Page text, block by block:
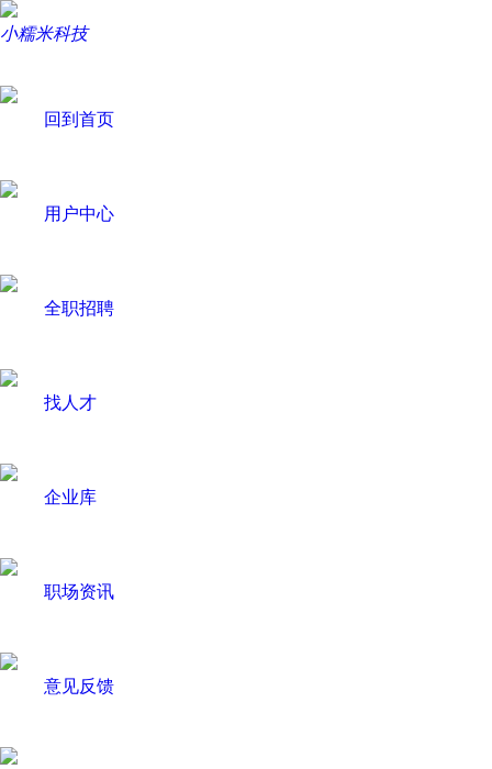
小糯米科技
回到首页
用户中心
全职招聘
找人才
企业库
职场资讯
意见反馈